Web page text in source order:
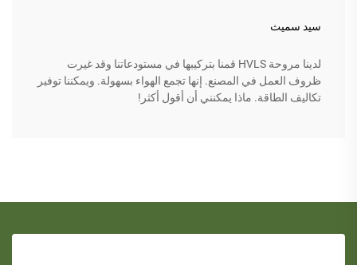
سيد سميث
لدينا مروحة HVLS قمنا بتركيبها في مستودعاتنا وقد غيرت
ظروف العمل في المصنع. إنها تجمع الهواء بسهولة. ويمكننا توفير
تكاليف الطاقة. ماذا يمكنني أن أقول أكثر!